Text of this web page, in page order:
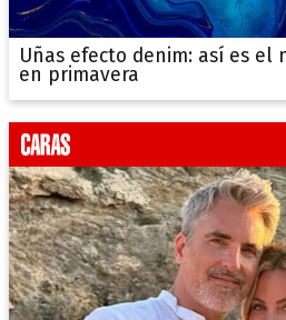
Uñas efecto denim: así es
en primavera